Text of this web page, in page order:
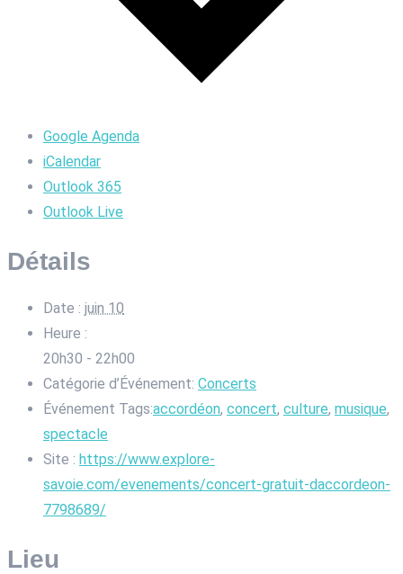
Google Agenda
iCalendar
Outlook 365
Outlook Live
Détails
Date : juin 10
Heure :
20h30 - 22h00
Catégorie d’Événement: Concerts
Événement Tags:accordéon, concert, culture, musique,
spectacle
Site : https://www.explore-
savoie.com/evenements/concert-gratuit-daccordeon-
7798689/
Lieu